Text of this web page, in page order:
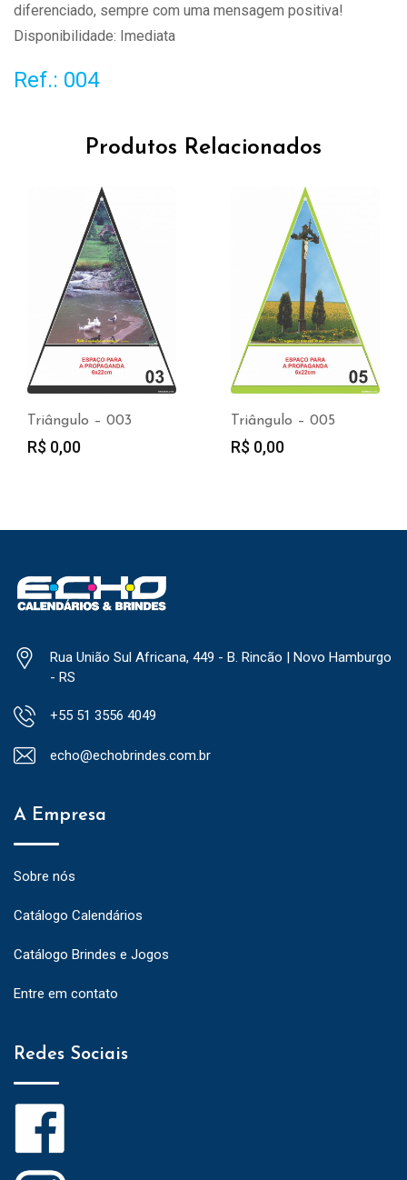
diferenciado, sempre com uma mensagem positiva!
Disponibilidade: Imediata
Ref.: 004
Produtos Relacionados
Triângulo – 003
R$ 0,00
Triângulo – 005
R$ 0,00
Rua União Sul Africana, 449 - B. Rincão | Novo Hamburgo
- RS
+55 51 3556 4049
echo@echobrindes.com.br
A Empresa
Sobre nós
Catálogo Calendários
Catálogo Brindes e Jogos
Entre em contato
Redes Sociais